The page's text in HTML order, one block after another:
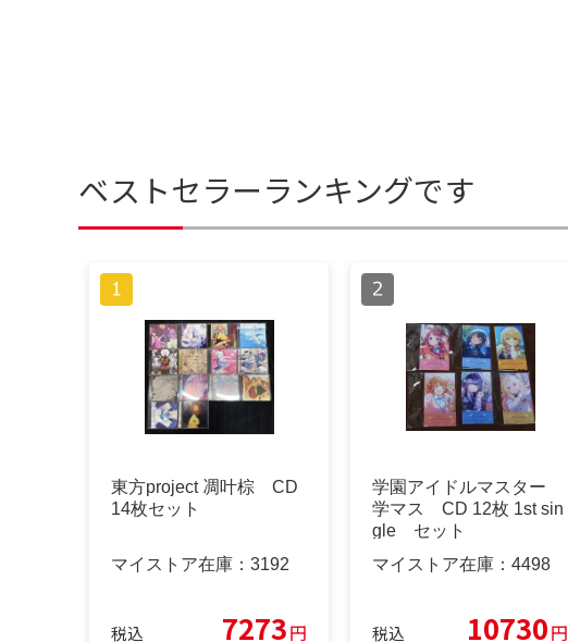
ベストセラーランキングです
東方project 凋叶棕 CD
14枚セット
マイストア在庫： 3192
税込 7273円
学園アイドルマスター
学マス CD 12枚 1st sin
gle セット
マイストア在庫： 4498
税込 10730円